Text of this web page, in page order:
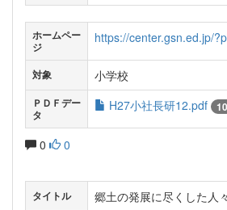
ホームペー
ジ
https://center.gsn.ed.jp/
対象 小学校
ＰＤＦデー
タ
H27小社長研12.pdf
0 0
タイトル 郷土の発展に尽くした人